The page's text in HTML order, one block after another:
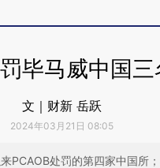
毕马威中国三
文｜财新 岳跃
2024年03月21日 08:05
PCAOB处罚的第四家中国所